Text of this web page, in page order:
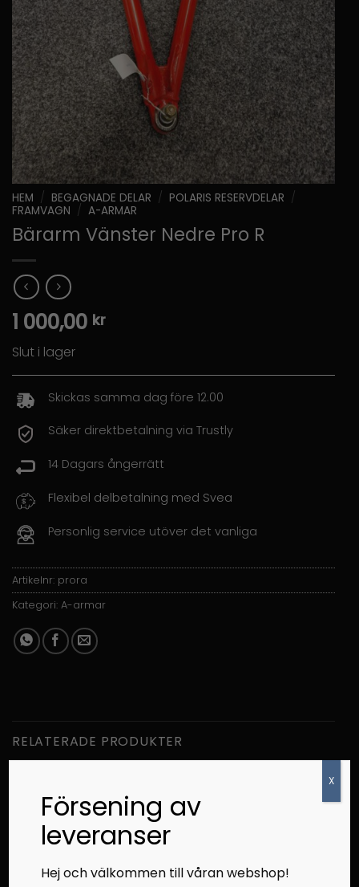
HEM / BEGAGNADE DELAR / POLARIS RESERVDELAR /
FRAMVAGN / A-ARMAR
Bärarm Vänster Nedre Pro R
1 000,00 kr
Slut i lager
Skickas samma dag före 12.00
Säker direktbetalning via Trustly
14 Dagars ångerrätt
Flexibel delbetalning med Svea
Personlig service utöver det vanliga
Artikelnr: prora
Kategori: A-armar
RELATERADE PRODUKTER
Försening av
leveranser
Hej och välkommen till våran webshop!
X